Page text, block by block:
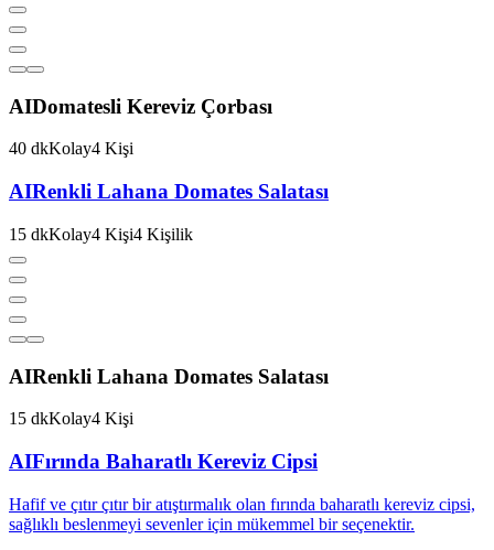
AIDomatesli Kereviz Çorbası
40 dkKolay4 Kişi
AIRenkli Lahana Domates Salatası
15 dkKolay4 Kişi4 Kişilik
AIRenkli Lahana Domates Salatası
15 dkKolay4 Kişi
AIFırında Baharatlı Kereviz Cipsi
Hafif ve çıtır çıtır bir atıştırmalık olan fırında baharatlı kereviz cipsi,
sağlıklı beslenmeyi sevenler için mükemmel bir seçenektir.